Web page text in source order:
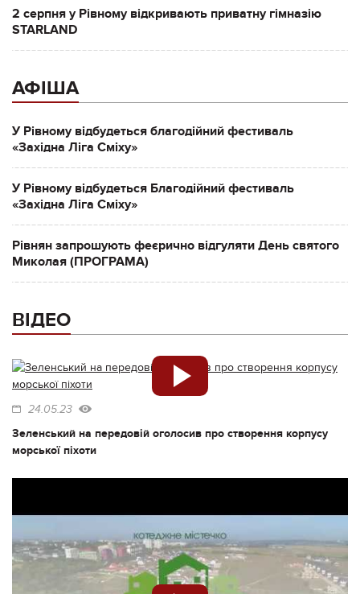
2 серпня у Рівному відкривають приватну гімназію
STARLAND
АФІША
У Рівному відбудеться благодійний фестиваль
«Західна Ліга Сміху»
У Рівному відбудеться Благодійний фестиваль
«Західна Ліга Сміху»
Рівнян запрошують феєрично відгуляти День святого
Миколая (ПРОГРАМА)
ВІДЕО
24.05.23
Зеленський на передовій оголосив про створення корпусу
морської піхоти